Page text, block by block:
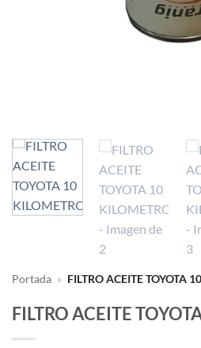
Portada » FILTRO ACEITE TOYOTA
FILTRO ACEITE